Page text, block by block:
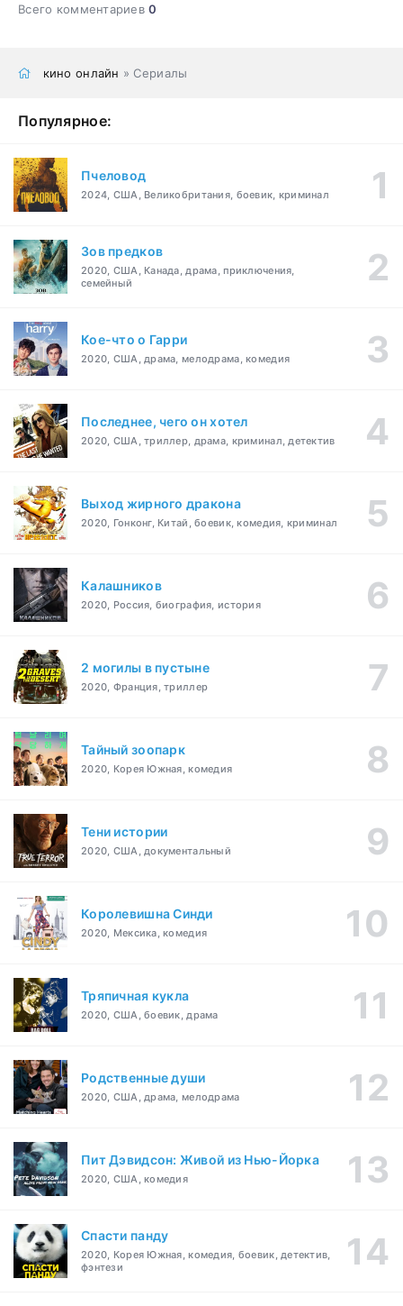
Всего комментариев0
кино онлайн » Сериалы
Популярное:
Пчеловод
2024, США, Великобритания, боевик, криминал
Зов предков
2020, США, Канада, драма, приключения,
семейный
Кое-что о Гарри
2020, США, драма, мелодрама, комедия
Последнее, чего он хотел
2020, США, триллер, драма, криминал, детектив
Выход жирного дракона
2020, Гонконг, Китай, боевик, комедия, криминал
Калашников
2020, Россия, биография, история
2 могилы в пустыне
2020, Франция, триллер
Тайный зоопарк
2020, Корея Южная, комедия
Тени истории
2020, США, документальный
Королевишна Синди
2020, Мексика, комедия
Тряпичная кукла
2020, США, боевик, драма
Родственные души
2020, США, драма, мелодрама
Пит Дэвидсон: Живой из Нью-Йорка
2020, США, комедия
Спасти панду
2020, Корея Южная, комедия, боевик, детектив,
фэнтези